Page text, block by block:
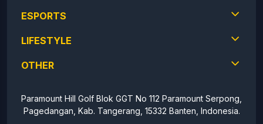
ESPORTS
LIFESTYLE
OTHER
Paramount Hill Golf Blok GGT No 112 Paramount Serpong,
Pagedangan, Kab. Tangerang, 15332 Banten, Indonesia.